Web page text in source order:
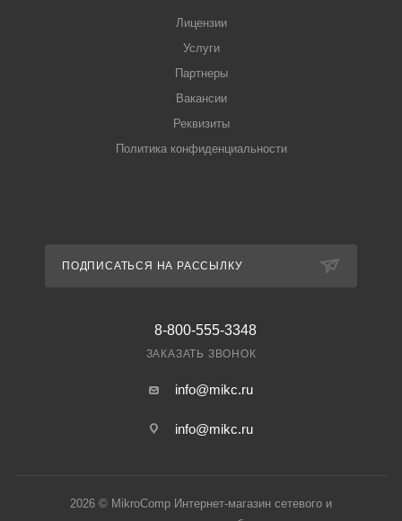
Лицензии
Услуги
Партнеры
Вакансии
Реквизиты
Политика конфиденциальности
ПОДПИСАТЬСЯ НА РАССЫЛКУ
8-800-555-3348
ЗАКАЗАТЬ ЗВОНОК
info@mikc.ru
info@mikc.ru
2026 © MikroComp Интернет-магазин сетевого и